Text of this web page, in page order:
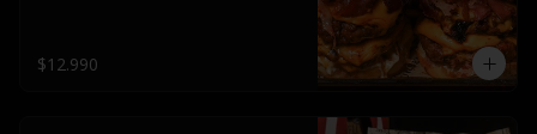
$12.990